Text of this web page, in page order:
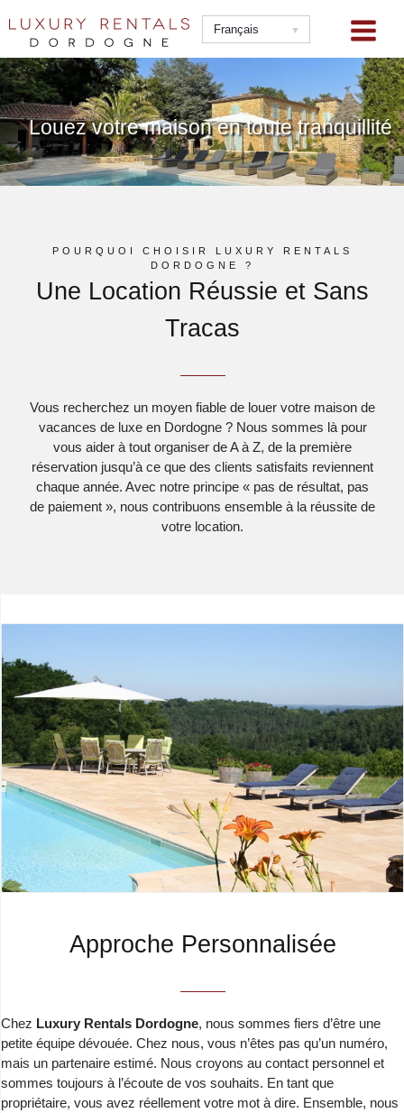
au
contenu
Français
Louez votre maison en toute tranquillité
POURQUOI CHOISIR LUXURY RENTALS
DORDOGNE ?
Une Location Réussie et Sans
Tracas
Vous recherchez un moyen fiable de louer votre maison de
vacances de luxe en Dordogne ? Nous sommes là pour
vous aider à tout organiser de A à Z, de la première
réservation jusqu’à ce que des clients satisfaits reviennent
chaque année. Avec notre principe « pas de résultat, pas
de paiement », nous contribuons ensemble à la réussite de
votre location.
Approche Personnalisée
Chez Luxury Rentals Dordogne, nous sommes fiers d’être une
petite équipe dévouée. Chez nous, vous n’êtes pas qu’un numéro,
mais un partenaire estimé. Nous croyons au contact personnel et
sommes toujours à l’écoute de vos souhaits. En tant que
propriétaire, vous avez réellement votre mot à dire. Ensemble, nous